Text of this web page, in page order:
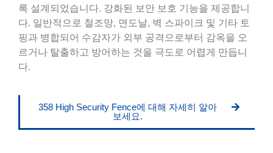
록 설계되었습니다. 강화된 보안 보호 기능을 제공합니
다. 일반적으로 철조망, 면도날, 벽 스파이크 및 기타 토
핑과 병합되어 수감자가 외부 공격으로부터 감옥을 오
르거나 탈출하고 방어하는 것을 극도로 어렵게 만듭니
다.
358 High Security Fence에 대해 자세히 알아
보세요.